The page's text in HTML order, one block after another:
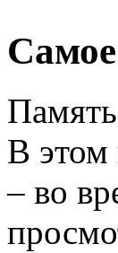
В этом
– во